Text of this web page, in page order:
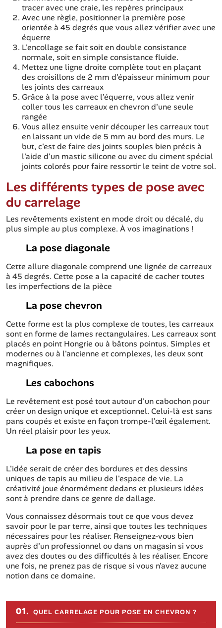
tracer avec une craie, les repères principaux
Avec une règle, positionner la première pose
orientée à 45 degrés que vous allez vérifier avec une
équerre
L'encollage se fait soit en double consistance
normale, soit en simple consistance fluide.
Mettez une ligne droite complète tout en plaçant
des croisillons de 2 mm d'épaisseur minimum pour
les joints des carreaux
Grâce à la pose avec l'équerre, vous allez venir
coller tous les carreaux en chevron d'une seule
rangée
Vous allez ensuite venir découper les carreaux tout
en laissant un vide de 5 mm au bord des murs. Le
but, c'est de faire des joints souples bien précis à
l'aide d'un mastic silicone ou avec du ciment spécial
joints colorés pour faire ressortir le teint de votre sol.
Les différents types de pose avec
du carrelage
Les revêtements existent en mode droit ou décalé, du
plus simple au plus complexe. À vos imaginations !
La pose diagonale
Cette allure diagonale comprend une lignée de carreaux
à 45 degrés. Cette pose a la capacité de cacher toutes
les imperfections de la pièce
La pose chevron
Cette forme est la plus complexe de toutes, les carreaux
sont en forme de lames rectangulaires. Les carreaux sont
placés en point Hongrie ou à bâtons pointus. Simples et
modernes ou à l'ancienne et complexes, les deux sont
magnifiques.
Les cabochons
Le revêtement est posé tout autour d'un cabochon pour
créer un design unique et exceptionnel. Celui-là est sans
pans coupés et existe en façon trompe-l'œil également.
Un réel plaisir pour les yeux.
La pose en tapis
L'idée serait de créer des bordures et des dessins
uniques de tapis au milieu de l'espace de vie. La
créativité joue énormément dedans et plusieurs idées
sont à prendre dans ce genre de dallage.
Vous connaissez désormais tout ce que vous devez
savoir pour le par terre, ainsi que toutes les techniques
nécessaires pour les réaliser. Renseignez-vous bien
auprès d'un professionnel ou dans un magasin si vous
avez des doutes ou des difficultés à les réaliser. Encore
une fois, ne prenez pas de risque si vous n'avez aucune
notion dans ce domaine.
Sommaire de l'article
01. QUEL CARRELAGE POUR POSE EN CHEVRON ?